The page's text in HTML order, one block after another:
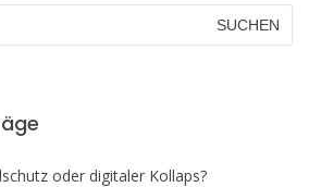
oder digitaler Kollaps?